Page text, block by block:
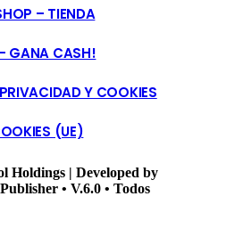
– TIENDA
GANA CASH!
Y COOKIES
(UE)
Holdings | Developed by
• V.6.0 • Todos